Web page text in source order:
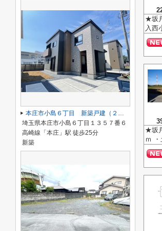
★坂
入西
★坂
ｍ
本庄市小島６丁目 新築戸建（２号棟）
埼玉県本庄市小島６丁目１３５７番６
高崎線「本庄」駅 徒歩25分
新築